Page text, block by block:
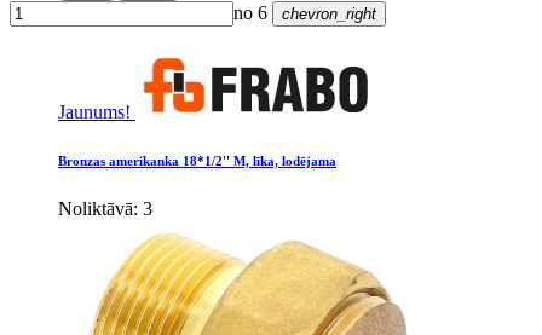
no 6 chevron_right
Jaunums!
Bronzas amerikanka 18*1/2'' M, līka, lodējama
Noliktāvā: 3